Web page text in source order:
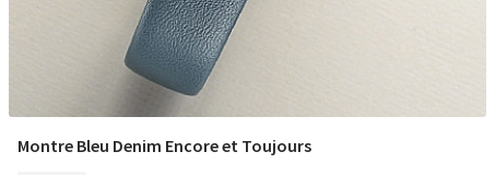
COMMANDER
Montre Bleu Denim Encore et Toujours